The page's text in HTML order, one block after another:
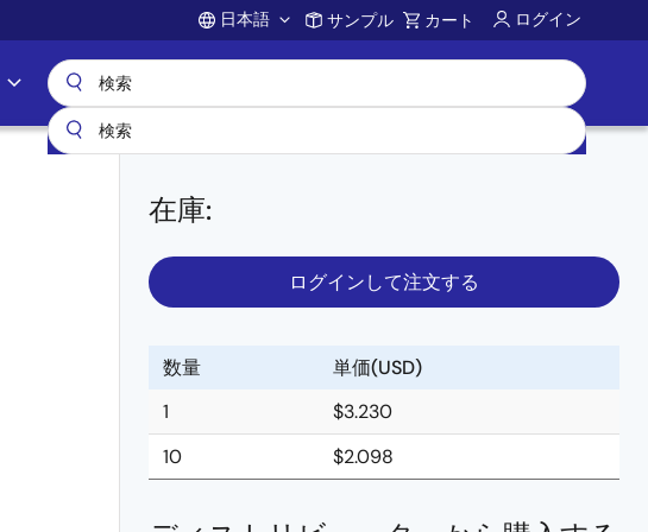
Account
日本語 サンプル カート ログイン
在庫:
ログインして注文する
数量
単価(USD)
1
$3.230
10
$2.098